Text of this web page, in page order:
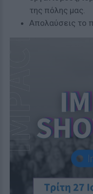
της πόλης μας.
Απολαύσεις το